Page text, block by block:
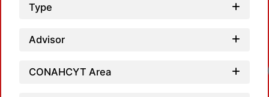
Type
Advisor
CONAHCYT Area